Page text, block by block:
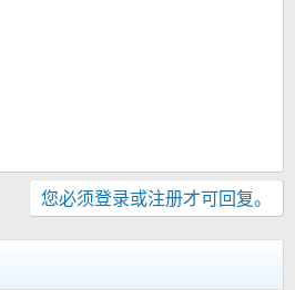
您必须登录或注册才可回复。